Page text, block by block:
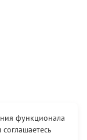
функционала